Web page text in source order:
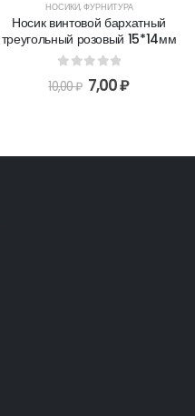
ГЛАЗКИ,ФУРНИТУРА
Глазки с искоркой 12мм
фиолетовые (1 пара)
out of 5
20,00₽ 14,00₽